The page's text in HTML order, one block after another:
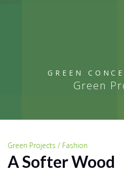
GREEN
Green
Green Projects / Fashion
A Softer Wood